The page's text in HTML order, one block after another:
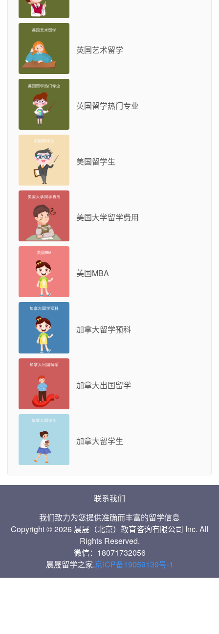
英国艺术留学
英国留学热门专业
美国留学生
美国大学留学费用
美国MBA
加拿大留学预科
加拿大出国留学
加拿大留学生
联系我们
我们致力为您提供准确而丰富的留学信息
Copyright © 2026 晨晟（北京）教育咨询有限公司 Inc. All
Rights Reserved.
微信：18071732056
晨晟留学之家.京ICP备19059139号-1